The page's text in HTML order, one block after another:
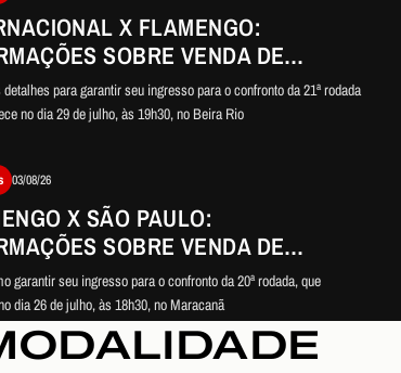
X FLAMENGO:
SOBRE VENDA DE
PARA O DUELO PELO
para garantir seu ingresso para o confronto da 21ª rodada
no dia 29 de julho, às 19h30, no Beira Rio
03/08/26
X SÃO PAULO:
SOBRE VENDA DE
PARA O DUELO PELO
garantir seu ingresso para o confronto da 20ª rodada, que
dia 26 de julho, às 18h30, no Maracanã